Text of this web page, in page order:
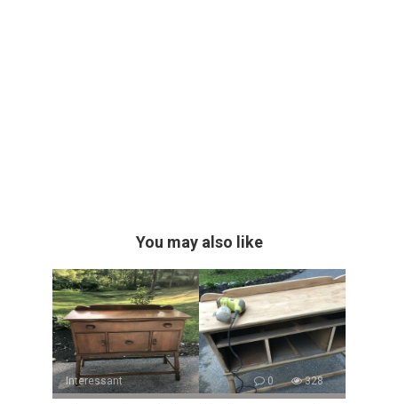
You may also like
Interessant 0 328